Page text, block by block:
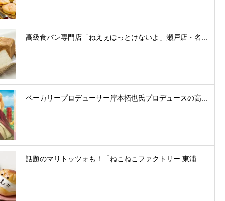
高級食パン専門店「ねえぇほっとけないよ」瀬戸店・名...
ベーカリープロデューサー岸本拓也氏プロデュースの高...
話題のマリトッツォも！「ねこねこファクトリー 東浦...